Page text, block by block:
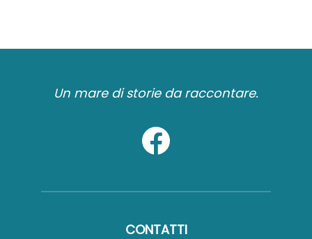
Un mare di storie da raccontare.
CONTATTI